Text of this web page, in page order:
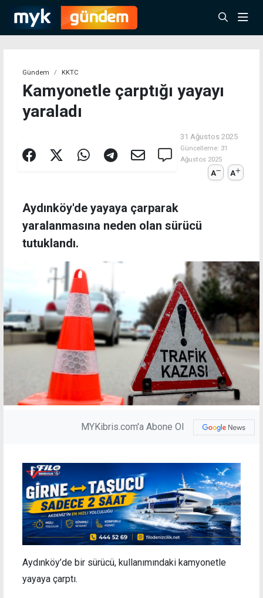
Gündem KKTC
Kamyonetle çarptığı yayayı
yaraladı
31 Ağustos 2025
Güncelleme: 31
Ağustos 2025
A A
Aydınköy'de yayaya çarparak
yaralanmasına neden olan sürücü
tutuklandı.
MYKibris.com'a Abone Ol
Aydınköy’de bir sürücü, kullanımındaki kamyonetle
yayaya çarptı.